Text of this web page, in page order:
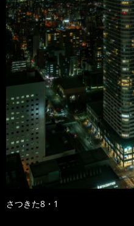
さつきた8・1